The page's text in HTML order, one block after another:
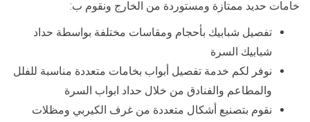
خامات حديد ممتازة ومستوردة من الخارج ونقوم ب:
تفصيل شبابيك بأحجام ومقاسات مختلفة بواسطة حداد
شبابيك السرة
نوفر لكم خدمة تفصيل أبواب بخامات متعددة مناسبة للفلل
والمطاعم والفنادق من خلال حداد ابواب السرة
نقوم بتصنيع أشكال متعددة من غرف الكيربي ومظلات